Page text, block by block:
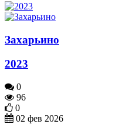
Захарьино
2023
0
96
0
02 фев 2026